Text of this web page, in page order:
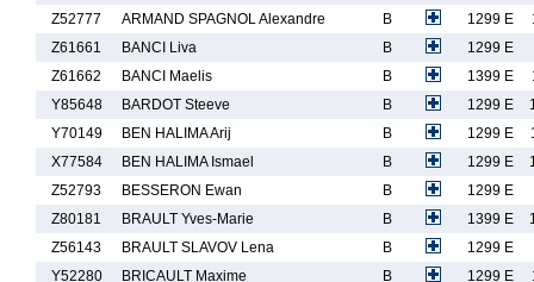
Z52777
ARMAND SPAGNOL Alexandre B 1299 E
Z61661
BANCI Liva B
1299 E
Z61662
BANCI Maelis B 1399 E
Y85648
BARDOT Steeve B 1299 E
Y70149
BEN HALIMA Arij B 1299 E
X77584
BEN HALIMA Ismael B 1299 E
Z52793
BESSERON Ewan B
1299 E
Z80181
BRAULT Yves-Marie B 1399 E
Z56143
BRAULT SLAVOV Lena B
1299 E
Y52280
BRICAULT Maxime B 1299 E